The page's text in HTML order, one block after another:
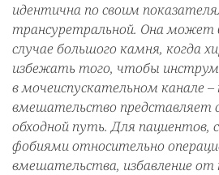
идентична по своим
трансуретральной. Она
случае большого камня, когда
избежать того, чтобы
в мочеиспускательном канале
вмешательство представляет
обходной путь. Для
фобиями относительно
вмешательства, избавление